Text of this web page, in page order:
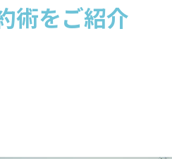
術をご紹介